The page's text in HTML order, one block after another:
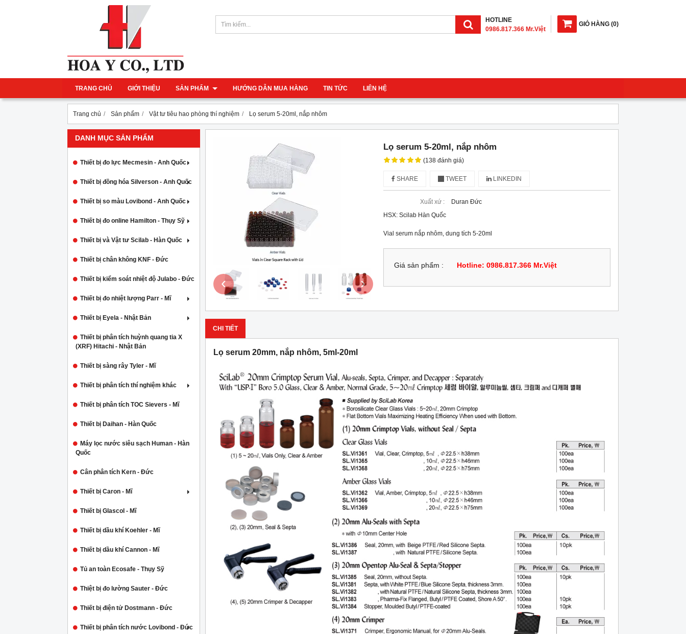
GIỎ HÀNG (0)
HOTLINE
0986.817.366 Mr.Việt
TRANG CHỦ GIỚI THIỆU SẢN PHẨM HƯỚNG DẪN MUA HÀNG TIN TỨC LIÊN HỆ
Trang chủ Sản phẩm Vật tư tiêu hao phòng thí nghiệm Lọ serum 5-20ml, nắp nhôm
DANH MỤC SẢN PHẨM
Thiết bị đo lực Mecmesin - Anh Quốc
Thiết bị đồng hóa Silverson - Anh Quốc
Thiết bị so màu Lovibond - Anh Quốc
Thiết bị đo online Hamilton - Thụy Sỹ
Thiết bị và Vật tư Scilab - Hàn Quốc
Thiết bị chân không KNF - Đức
Thiết bị kiểm soát nhiệt độ Julabo - Đức
Thiết bị đo nhiệt lượng Parr - Mĩ
Thiết bị Eyela - Nhật Bản
Thiết bị phân tích huỳnh quang tia X
(XRF) Hitachi - Nhật Bản
Thiết bị sàng rây Tyler - Mĩ
Thiết bị phân tích thí nghiệm khác
Thiết bị phân tích TOC Sievers - Mĩ
Thiết bị Daihan - Hàn Quốc
Máy lọc nước siêu sạch Human - Hàn
Quốc
Cân phân tích Kern - Đức
Thiết bị Caron - Mĩ
Thiết bị Glascol - Mĩ
Thiết bị dầu khí Koehler - Mĩ
Thiết bị dầu khí Cannon - Mĩ
Tủ an toàn Ecosafe - Thụy Sỹ
Thiệt bị đo lường Sauter - Đức
Thiết bị điện tử Dostmann - Đức
Thiết bị phân tích nước Lovibond - Đức
‹ ›
Lọ serum 5-20ml, nắp nhôm
(138 đánh giá)
SHARE TWEET LINKEDIN
Xuất xứ :
Duran Đức
HSX: Scilab Hàn Quốc
Vial serum nắp nhôm, dung tích 5-20ml
Giá sản phẩm : Hotline: 0986.817.366 Mr.Việt
CHI TIẾT
Lọ serum 20mm, nắp nhôm, 5ml-20ml